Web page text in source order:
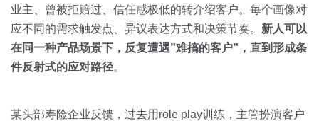
业主、曾被拒赔过、信任感极低的转介绍客户。每个画像对
应不同的需求触发点、异议表达方式和决策节奏。 新人可以
在同一种产品场景下，反复遭遇”难搞的客户”，直到形成条
件反射式的应对路径。
某头部寿险企业反馈，过去用role play训练，主管扮演客户